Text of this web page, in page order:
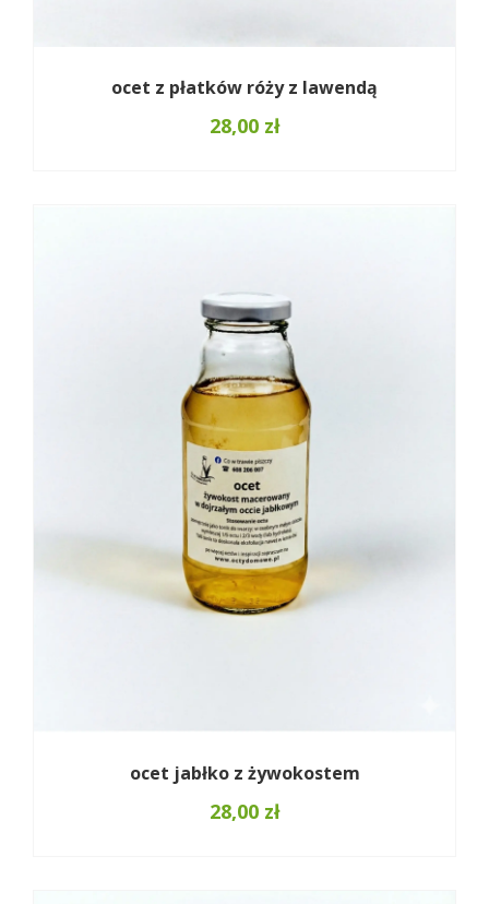
ocet z płatków róży z lawendą
28,00 zł
ocet jabłko z żywokostem
28,00 zł